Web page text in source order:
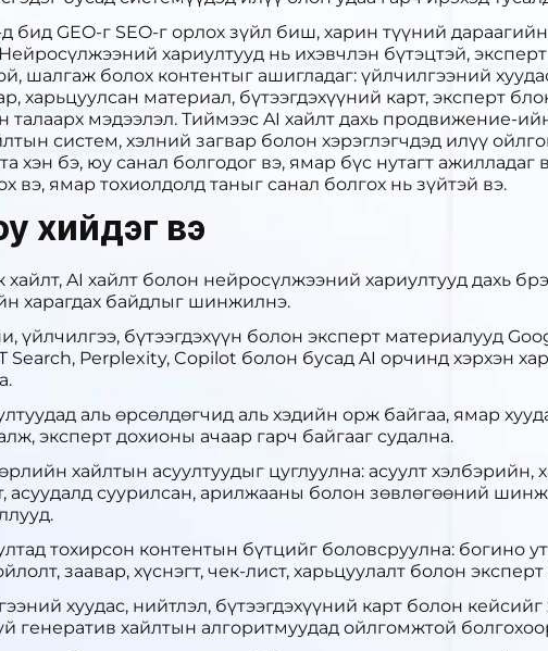
д бид GEO-г SEO-г орлох зүйл биш, харин түүний
Нейросүлжээний хариултууд нь ихэвчлэн бүтэцтэй,
шалгаж болох контентыг ашигладаг: үйлчилгээний
харьцуулсан материал, бүтээгдэхүүний карт, эксперт
талаарх мэдээлэл. Тиймээс AI хайлт дахь продвижение-
систем, хэлний загвар болон хэрэглэгчдэд илүү
хэн бэ, юу санал болгодог вэ, ямар бүс нутагт ажилладаг
вэ, ямар тохиолдолд таныг санал болгох нь зүйтэй вэ.
хийдэг вэ
хайлт, AI хайлт болон нейросүлжээний хариултууд дахь
харагдах байдлыг шинжилнэ.
үйлчилгээ, бүтээгдэхүүн болон эксперт материалууд
Search, Perplexity, Copilot болон бусад AI орчинд хэрхэн
аль өрсөлдөгчид аль хэдийн орж байгаа, ямар
эксперт дохионы ачаар гарч байгааг судална.
хайлтын асуултуудыг цуглуулна: асуулт хэлбэрийн,
асуудалд суурилсан, арилжааны болон зөвлөгөөний
тохирсон контентын бүтцийг боловсруулна: богино
заавар, хүснэгт, чек-лист, харьцуулалт болон
хуудас, нийтлэл, бүтээгдэхүүний карт болон кейсийг
генератив хайлтын алгоритмуудад ойлгомжтой